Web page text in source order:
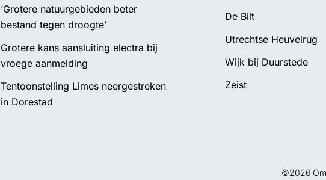
‘Grotere natuurgebieden beter
bestand tegen droogte’
Grotere kans aansluiting electra bij
vroege aanmelding
Tentoonstelling Limes neergestreken
in Dorestad
De Bilt
Utrechtse Heuvelrug
Wijk bij Duurstede
Zeist
©2026